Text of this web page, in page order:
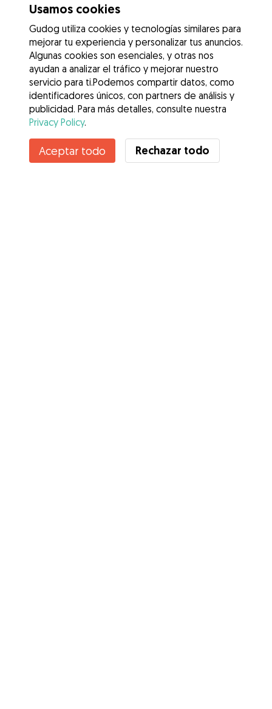
Contacta con Álvaro
¿Conoces los Beneficios de Gudog? Ver más
Usamos cookies
Gudog utiliza cookies y tecnologías similares para
mejorar tu experiencia y personalizar tus anuncios.
Algunas cookies son esenciales, y otras nos
ayudan a analizar el tráfico y mejorar nuestro
servicio para ti.Podemos compartir datos, como
identificadores únicos, con partners de análisis y
publicidad. Para más detalles, consulte nuestra
Privacy Policy.
Aceptar todo Rechazar todo